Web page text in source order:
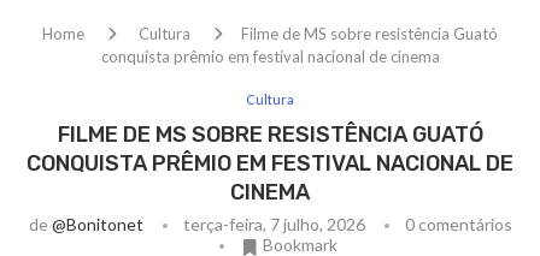
Home Cultura
Filme de MS sobre resistência Guató
conquista prêmio em festival nacional de cinema
Cultura
FILME DE MS SOBRE RESISTÊNCIA GUATÓ
CONQUISTA PRÊMIO EM FESTIVAL NACIONAL DE
CINEMA
de@bonitonet terça-feira, 7 julho, 2026
0 comentários
Bookmark